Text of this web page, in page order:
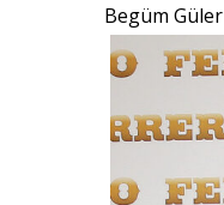
Begüm Güler